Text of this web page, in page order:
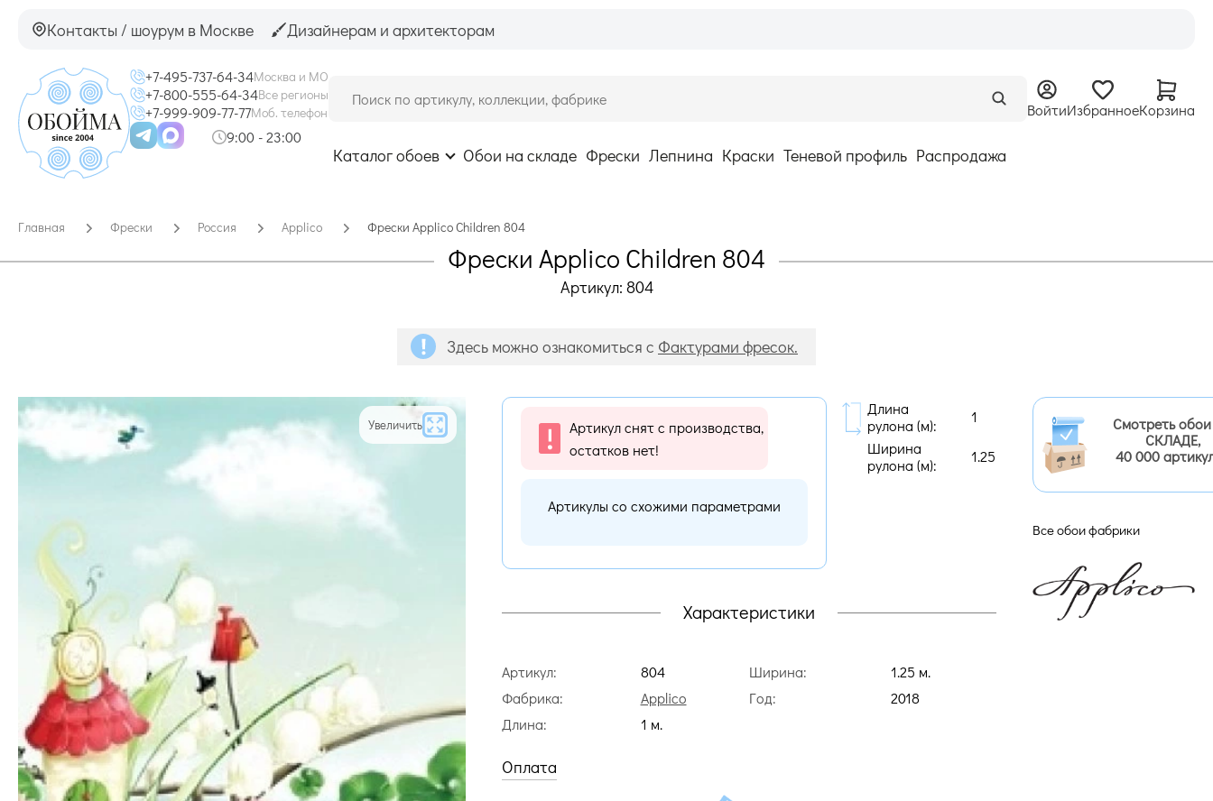
Контакты / шоурум в Москве Дизайнерам и архитекторам
+7-495-737-64-34Москва и МО
+7-800-555-64-34Все регионы
+7-999-909-77-77Моб. телефон
9:00 - 23:00
ВойтиИзбранноеКорзина
Каталог обоев Обои на складе Фрески Лепнина Краски Теневой профиль Распродажа
Главная Фрески Россия Applico Фрески Applico Children 804
Фрески Applico Children 804
Артикул: 804
Здесь можно ознакомиться с Фактурами фресок.
Увеличить
Артикул снят с производства,
остатков нет!
Артикулы со схожими параметрами
Длина
рулона (м):
1
Ширина
рулона (м):
1.25
Характеристики
Артикул:
804
Фабрика:
Applico
Длина:
1 м.
Ширина:
1.25 м.
Год:
2018
Оплата
Смотреть
СКЛАДЕ,
40 000
Все обои фабрики